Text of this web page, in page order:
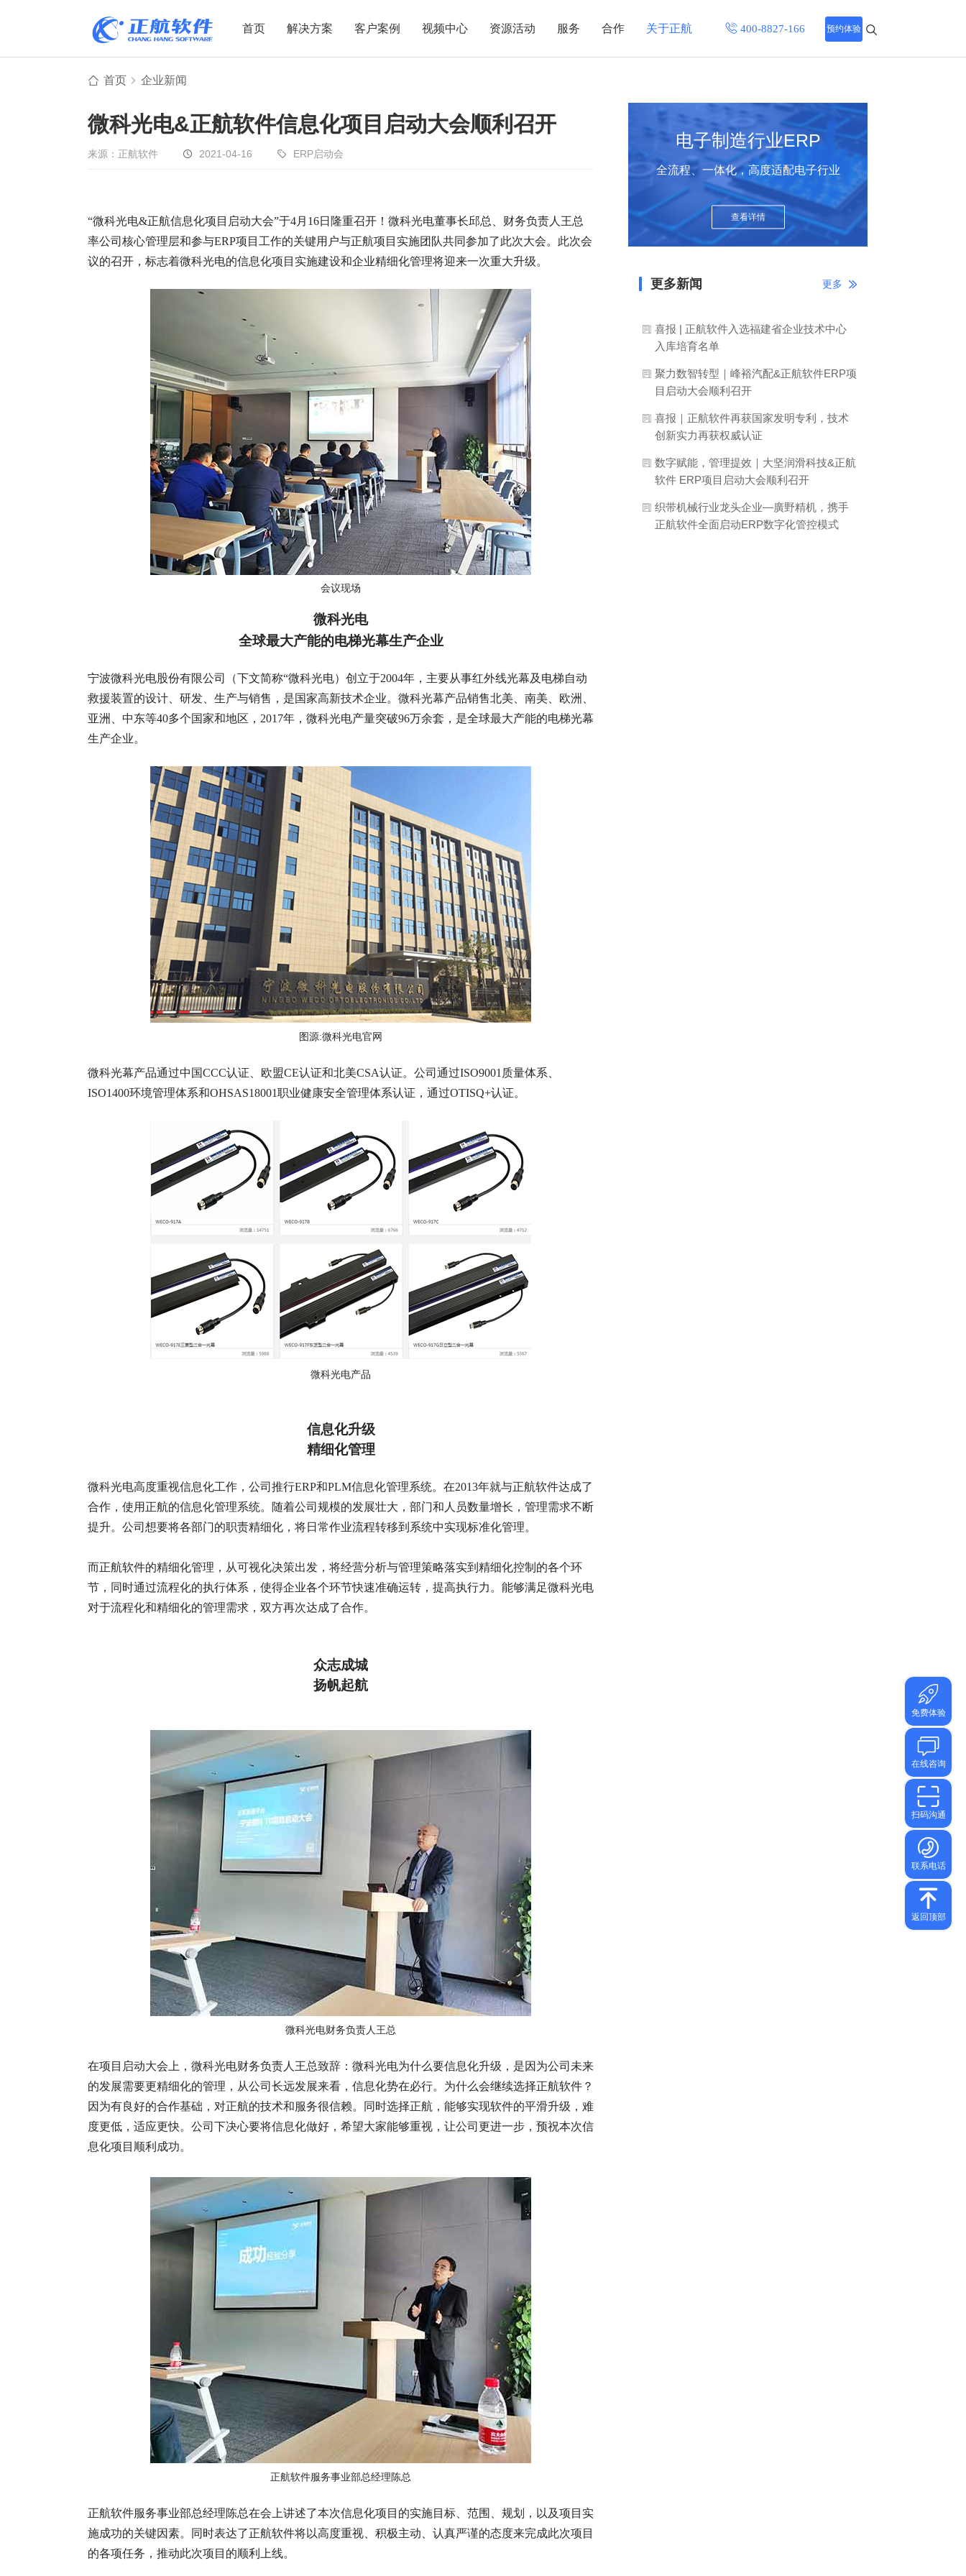
首页 解决方案
设备制造
非标自动化
装备制造
机械行业
智能制造
查看更多>
电子贸易
元器件贸易
IC贸易行业
项目型接单
查看更多>
生产管理
成本核算
财务管理
APS排程
智能物流
报价接单
物料齐套
数据可视化
替代料管理
查看更多>
客户案例
机电设备 家用电器 电子制造
机械制造
视频中心 资源活动
市场活动
服务
售后服务
合作 关于正航
正航简介
联系正航
网站导航
预约体验
首页 企业新闻
微科光电&正航软件信息化项目启动大会顺利召开
来源：正航软件 2021-04-16 ERP启动会
“微科光电&正航信息化项目启动大会”于4月16日隆重召开！微科光电董事长邱总、财务负责人王总
率公司核心管理层和参与ERP项目工作的关键用户与正航项目实施团队共同参加了此次大会。此次会
议的召开，标志着微科光电的信息化项目实施建设和企业精细化管理将迎来一次重大升级。
会议现场
微科光电
全球最大产能的电梯光幕生产企业
宁波微科光电股份有限公司（下文简称“微科光电）创立于2004年，主要从事红外线光幕及电梯自动
救援装置的设计、研发、生产与销售，是国家高新技术企业。微科光幕产品销售北美、南美、欧洲、
亚洲、中东等40多个国家和地区，2017年，微科光电产量突破96万余套，是全球最大产能的电梯光幕
生产企业。
图源:微科光电官网
微科光幕产品通过中国CCC认证、欧盟CE认证和北美CSA认证。公司通过ISO9001质量体系、
ISO1400环境管理体系和OHSAS18001职业健康安全管理体系认证，通过OTISQ+认证。
微科光电产品
信息化升级
精细化管理
微科光电高度重视信息化工作，公司推行ERP和PLM信息化管理系统。在2013年就与正航软件达成了
合作，使用正航的信息化管理系统。随着公司规模的发展壮大，部门和人员数量增长，管理需求不断
提升。公司想要将各部门的职责精细化，将日常作业流程转移到系统中实现标准化管理。
而正航软件的精细化管理，从可视化决策出发，将经营分析与管理策略落实到精细化控制的各个环
节，同时通过流程化的执行体系，使得企业各个环节快速准确运转，提高执行力。能够满足微科光电
对于流程化和精细化的管理需求，双方再次达成了合作。
众志成城
扬帆起航
微科光电财务负责人王总
在项目启动大会上，微科光电财务负责人王总致辞：微科光电为什么要信息化升级，是因为公司未来
的发展需要更精细化的管理，从公司长远发展来看，信息化势在必行。为什么会继续选择正航软件？
因为有良好的合作基础，对正航的技术和服务很信赖。同时选择正航，能够实现软件的平滑升级，难
度更低，适应更快。公司下决心要将信息化做好，希望大家能够重视，让公司更进一步，预祝本次信
息化项目顺利成功。
正航软件服务事业部总经理陈总
正航软件服务事业部总经理陈总在会上讲述了本次信息化项目的实施目标、范围、规划，以及项目实
施成功的关键因素。同时表达了正航软件将以高度重视、积极主动、认真严谨的态度来完成此次项目
的各项任务，推动此次项目的顺利上线。
电子制造行业ERP
全流程、一体化，高度适配电子行业
查看详情
更多新闻 更多
喜报 | 正航软件入选福建省企业技术中心
入库培育名单
聚力数智转型｜峰裕汽配&正航软件ERP项
目启动大会顺利召开
喜报｜正航软件再获国家发明专利，技术
创新实力再获权威认证
数字赋能，管理提效｜大坚润滑科技&正航
软件 ERP项目启动大会顺利召开
织带机械行业龙头企业—廣野精机，携手
正航软件全面启动ERP数字化管控模式